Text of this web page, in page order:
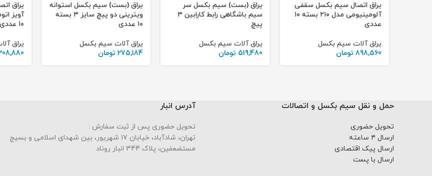
یراق اتصال سیم بکسل سقفی
آلومینیومی مدل ۲۱۰ بسته ۱۰
عددی
یراق آلات سیم بکسل
898,560 تومان
یراق (بست) سیم بکسل سر
سیم باشگاهی رابط کارابین ۳
پیچ
یراق آلات سیم بکسل
519,480 تومان
یراق (بست) سیم بکسل استوانه
ویترینی دو پیچ سایز ۳ بسته
۱۰ عددی
یراق آلات سیم بکسل
275,184 تومان
یراق
۱۰ عددی
یراق
حمل و نقل سیم بکسل و اتصالات
تحویل حضوری
ارسال ۴ ساعته
ارسال پیک اقتصادی
ارسال با پست
آدرس انبار
تحویل حضوری پس از ثبت سفارش :
تهران، شادآباد، خیابان ١٧ شهریور، بین شهدای اسلامی و بسیج
مستضعفین، پلاک 344 انبار روناد